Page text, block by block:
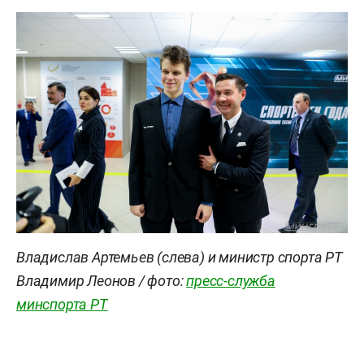
Владислав Артемьев (слева) и министр спорта РТ
Владимир Леонов / фото:пресс-служба
минспорта РТ